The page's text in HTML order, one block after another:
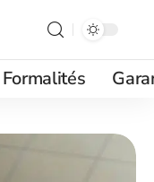
Formalités